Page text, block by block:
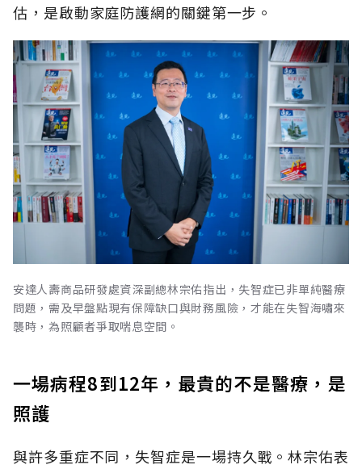
估，是啟動家庭防護網的關鍵第一步。
安達人壽商品研發處資深副總林宗佑指出，失智症已非單純醫療
問題，需及早盤點現有保障缺口與財務風險，才能在失智海嘯來
襲時，為照顧者爭取喘息空間。
一場病程8到12年，最貴的不是醫療，是
照護
與許多重症不同，失智症是一場持久戰。林宗佑表